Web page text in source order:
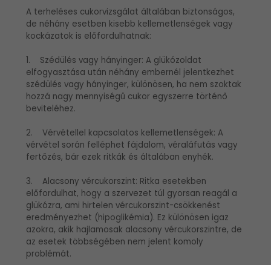
A terheléses cukorvizsgálat általában biztonságos,
de néhány esetben kisebb kellemetlenségek vagy
kockázatok is előfordulhatnak:
1. Szédülés vagy hányinger: A glükózoldat
elfogyasztása után néhány embernél jelentkezhet
szédülés vagy hányinger, különösen, ha nem szoktak
hozzá nagy mennyiségű cukor egyszerre történő
beviteléhez.
2. Vérvétellel kapcsolatos kellemetlenségek: A
vérvétel során felléphet fájdalom, véraláfutás vagy
fertőzés, bár ezek ritkák és általában enyhék.
3. Alacsony vércukorszint: Ritka esetekben
előfordulhat, hogy a szervezet túl gyorsan reagál a
glükózra, ami hirtelen vércukorszint-csökkenést
eredményezhet (hipoglikémia). Ez különösen igaz
azokra, akik hajlamosak alacsony vércukorszintre, de
az esetek többségében nem jelent komoly
problémát.